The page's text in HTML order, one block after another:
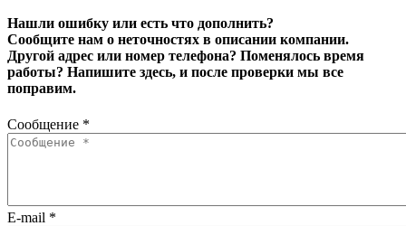
Нашли ошибку или есть что дополнить?
Сообщите нам о неточностях в описании компании.
Другой адрес или номер телефона? Поменялось время
работы? Напишите здесь, и после проверки мы все
поправим.
Сообщение *
E-mail *